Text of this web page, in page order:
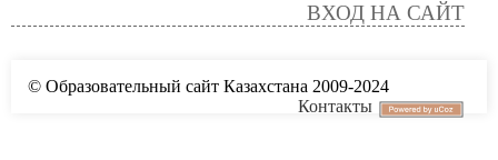
ВХОД НА САЙТ
© Образовательный сайт Казахстана 2009-2024
Контакты